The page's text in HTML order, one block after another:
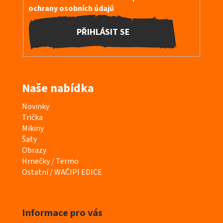
ochrany osobních údajů
PŘIHLÁSIT SE
Naše nabídka
K
a
t
e
g
o
r
Novinky
Trička
Mikiny
Šaty
Obrazy
Hrnečky / Termo
Ostatní / WAČIPI EDICE
Informace pro vás